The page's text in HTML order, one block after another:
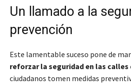
Un llamado a la
prevención
Este lamentable suceso pone de
reforzar la seguridad en las calles
ciudadanos tomen medidas